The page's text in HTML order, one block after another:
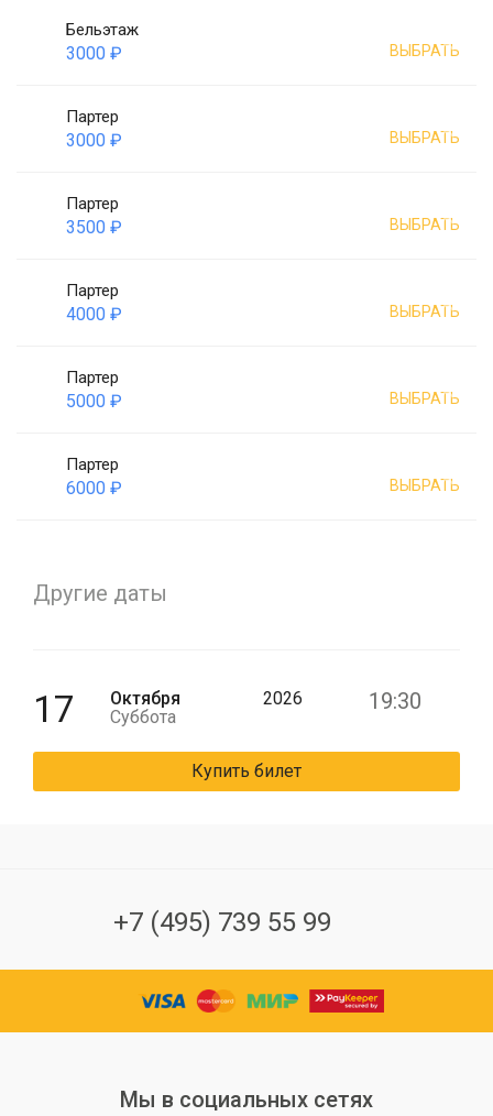
Бельэтаж
3000 ₽ ВЫБРАТЬ
Партер
3000 ₽ ВЫБРАТЬ
Партер
3500 ₽ ВЫБРАТЬ
Партер
4000 ₽ ВЫБРАТЬ
Партер
5000 ₽ ВЫБРАТЬ
Партер
6000 ₽ ВЫБРАТЬ
Другие даты
17
Октября
Суббота
2026 19:30
Купить билет
+7 (495) 739 55 99
Мы в социальных сетях